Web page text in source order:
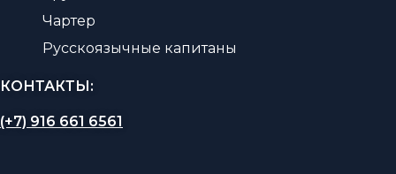
Чартер
Русскоязычные капитаны
КОНТАКТЫ:
(+7) 916 661 6561